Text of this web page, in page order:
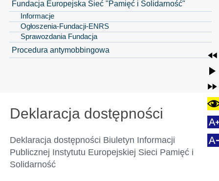
Fundacja Europejska Sieć "Pamięć i Solidarność"
Informacje
Ogłoszenia-Fundacji-ENRS
Sprawozdania Fundacja
Procedura antymobbingowa
Deklaracja dostępności
Deklaracja dostępności Biuletyn Informacji
Publicznej Instytutu Europejskiej Sieci Pamięć i
Solidarność